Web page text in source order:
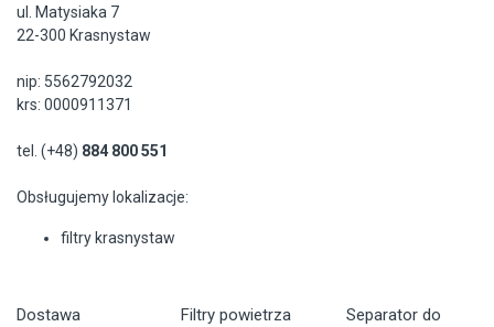
ul. Matysiaka 7
22-300 Krasnystaw
nip: 5562792032
krs: 0000911371
tel. (+48) 884 800 551
Obsługujemy lokalizacje:
filtry krasnystaw
Dostawa Filtry powietrza
Separator do